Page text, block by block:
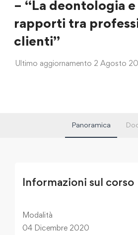
– “La deontologia
rapporti tra
clienti”
Ultimo aggiornamento 2 Agosto
Panoramica
Informazioni sul corso
Modalità
04 Dicembre 2020